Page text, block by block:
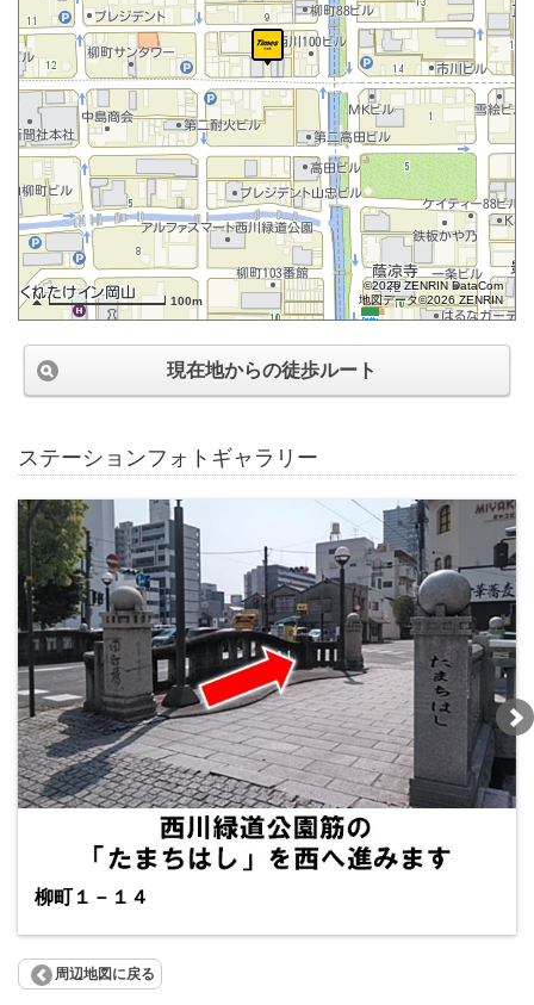
100m
©2026 ZENRIN DataCom
地図データ©2026 ZENRIN
現在地からの徒歩ルート
ステーションフォトギャラリー
柳町１－１４
周辺地図に戻る